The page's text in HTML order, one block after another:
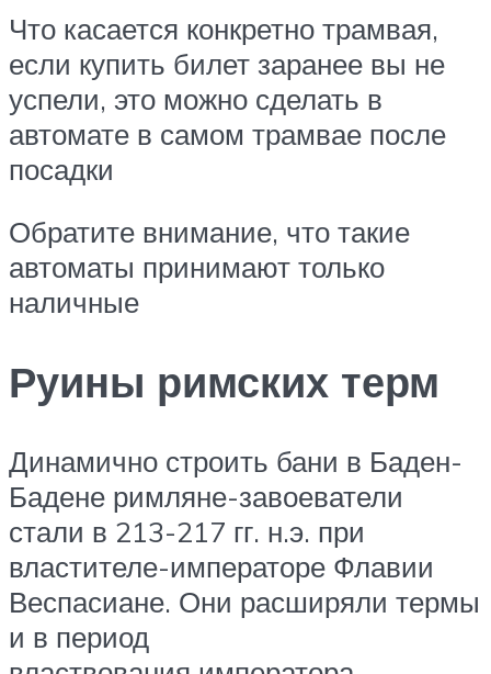
Что касается конкретно трамвая,
если купить билет заранее вы не
успели, это можно сделать в
автомате в самом трамвае после
посадки
Обратите внимание, что такие
автоматы принимают только
наличные
Руины римских терм
Динамично строить бани в Баден-
Бадене римляне-завоеватели
стали в 213-217 гг. н.э. при
властителе-императоре Флавии
Веспасиане. Они расширяли термы
и в период